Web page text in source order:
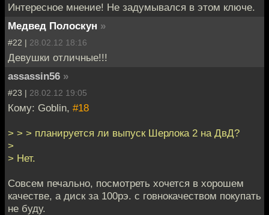
Интересное мнение! Не задумывался в этом ключе.
Медвед Полоскун »
#22 | 28.02.12 18:16
Девушки отличные!!!
assassin56 »
#23 | 28.02.12 19:05
Кому: Goblin, #18
> > > планируется ли выпуск Шерлока 2 на ДвД?
>
> Нет.
Совсем печально, посмотреть хочется в хорошем
качестве, а диск за 100рэ. с говнокачеством покупать
не буду.